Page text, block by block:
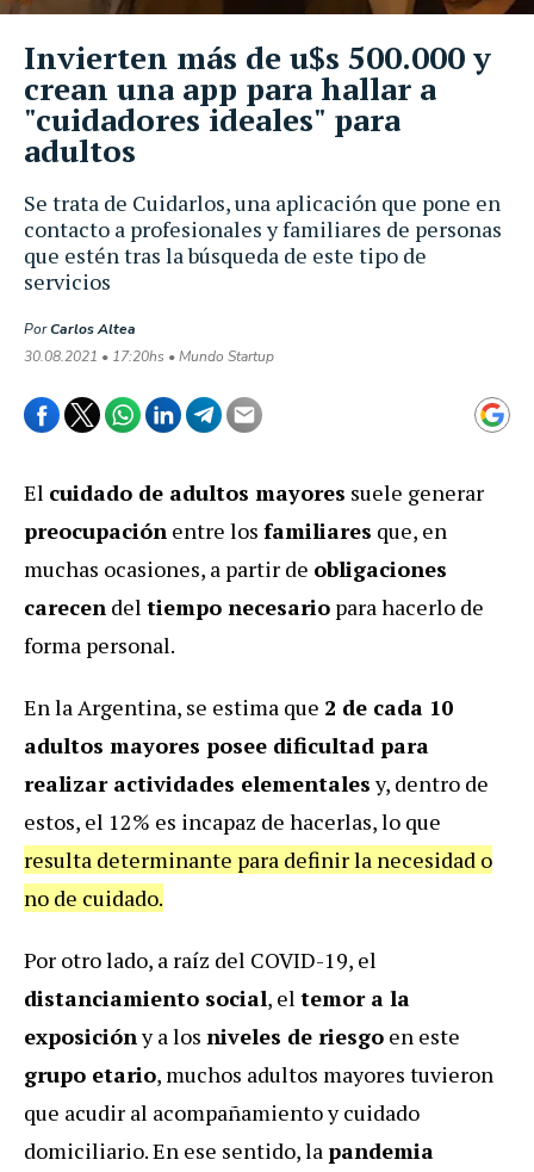
Se trata de Cuidarlos, una aplicación que pone en
contacto a profesionales y familiares de personas
que estén tras la búsqueda de este tipo de
servicios
PorCarlos Altea
30.08.2021 • 17:20hs • Mundo Startup
Invierten más de u$s 500.000 y
crean una app para hallar a
"cuidadores ideales" para
adultos
El cuidado de adultos mayores suele generar
preocupación entre los familiares que, en
muchas ocasiones, a partir de obligaciones
carecen del tiempo necesario para hacerlo de
forma personal.
En la Argentina, se estima que 2 de cada 10
adultos mayores posee dificultad para
realizar actividades elementalesy, dentro de
estos, el 12% es incapaz de hacerlas, lo que
resulta determinante para definir la necesidad o
no de cuidado.
Por otro lado, a raíz del COVID-19, el
distanciamiento social, el temor a la
exposicióny a los niveles de riesgo en este
grupo etario, muchos adultos mayores tuvieron
que acudir al acompañamiento y cuidado
domiciliario. En ese sentido, lapandemia